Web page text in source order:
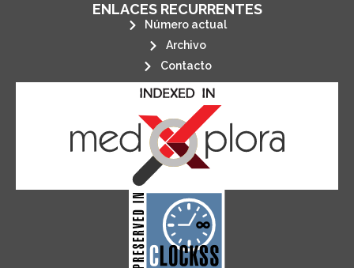
ENLACES RECURRENTES
Número actual
Archivo
Contacto
CLOCKSS is a dak archive that
ensures the long-term survival
of web-based scholary
publications, governed by and for
its stakeholders.